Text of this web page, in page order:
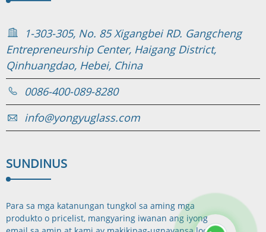
1-303-305, No. 85 Xigangbei RD. Gangcheng
Entrepreneurship Center, Haigang District,
Qinhuangdao, Hebei, China
0086-400-089-8280
info@yongyuglass.com
SUNDINUS
Para sa mga katanungan tungkol sa aming mga
produkto o pricelist, mangyaring iwanan ang iyong